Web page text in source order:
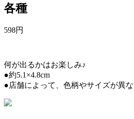
各種
598円
何が出るかはお楽しみ♪
●約5.1×4.8cm
●店舗によって、色柄やサイズが異な